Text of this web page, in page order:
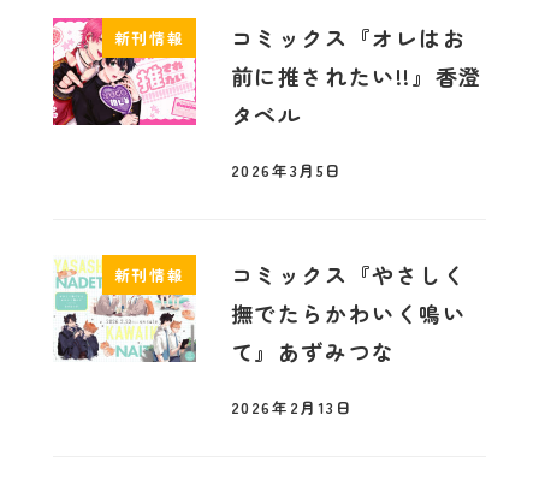
新刊情報
コミックス『オレはお
前に推されたい!!』香澄
タベル
2026年3月5日
新刊情報
コミックス『やさしく
撫でたらかわいく鳴い
て』あずみつな
2026年2月13日